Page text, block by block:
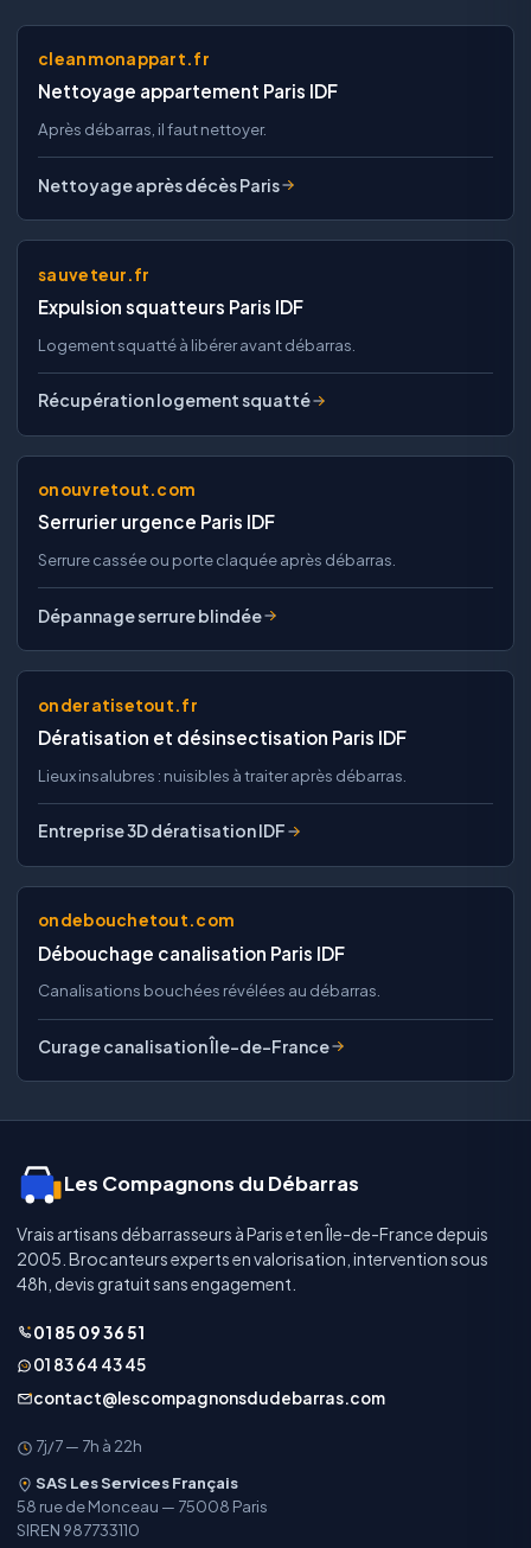
cleanmonappart.fr
Nettoyage appartement Paris IDF
Après débarras, il faut nettoyer.
Nettoyage après décès Paris
sauveteur.fr
Expulsion squatteurs Paris IDF
Logement squatté à libérer avant débarras.
Récupération logement squatté
onouvretout.com
Serrurier urgence Paris IDF
Serrure cassée ou porte claquée après débarras.
Dépannage serrure blindée
onderatisetout.fr
Dératisation et désinsectisation Paris IDF
Lieux insalubres : nuisibles à traiter après débarras.
Entreprise 3D dératisation IDF
ondebouchetout.com
Débouchage canalisation Paris IDF
Canalisations bouchées révélées au débarras.
Curage canalisation Île-de-France
Les Compagnons du Débarras
Vrais artisans débarrasseurs à Paris et en Île-de-France depuis
2005. Brocanteurs experts en valorisation, intervention sous
48h, devis gratuit sans engagement.
01 85 09 36 51
01 83 64 43 45
contact@lescompagnonsdudebarras.com
7j/7 — 7h à 22h
SAS Les Services Français
58 rue de Monceau — 75008 Paris
SIREN 987733110